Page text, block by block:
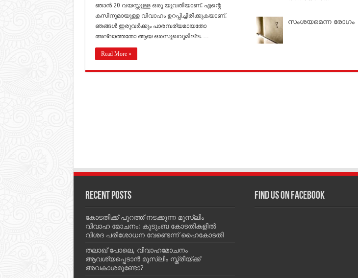
ഞാൻ 20 വയസ്സുള്ള ഒരു യുവതിയാണ്. എന്റെ
കസിനുമായുള്ള വിവാഹം ഉറപ്പിച്ചിരിക്കുകയാണ്.
ഞങ്ങൾ ഇരുവർക്കും പാരമ്പര്യമായതോ
അല്ലാത്തതോ ആയ ഒരസുഖവുമില്ല. …
Read More »
സംശയമെന്ന രോഗം
Recent Posts
കോടതിക്ക് പുറത്ത് നടക്കുന്ന മുസ്‌ലിം
വിവാഹ മോചനം: കുടുംബ കോടതികളില്‍
വിശദ പരിശോധന വേണ്ടെന്ന് ഹൈകോടതി
തലാഖ് പോലെ, വിവാഹമോചനം
ആവശ്യപ്പെടാൻ മുസ്ലീം സ്ത്രീയ്ക്ക്
അവകാശമുണ്ടോ?
Find us on Facebook